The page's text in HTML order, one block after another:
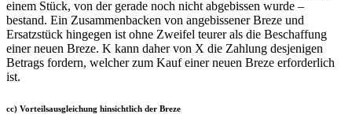
einem Stück, von der gerade noch nicht abgebissen wurde –
bestand. Ein Zusammenbacken von angebissener Breze und
Ersatzstück hingegen ist ohne Zweifel teurer als die Beschaffung
einer neuen Breze. K kann daher von X die Zahlung desjenigen
Betrags fordern, welcher zum Kauf einer neuen Breze erforderlich
ist.
cc) Vorteilsausgleichung hinsichtlich der Breze